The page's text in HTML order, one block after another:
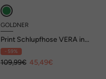
GOLDNER
Print Schlupfhose VERA in
Grün
- 59%
109,99€ 45,49€